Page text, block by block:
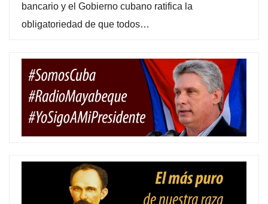
bancario y el Gobierno cubano ratifica la
obligatoriedad de que todos…